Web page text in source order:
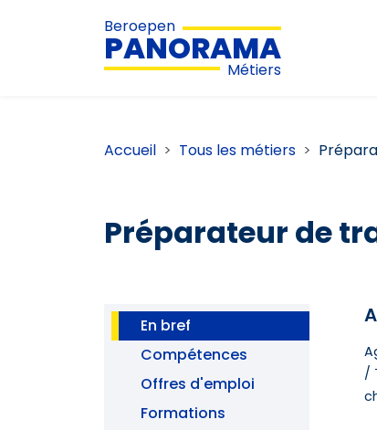
Beroepen
PANORAMA
Métiers
Accueil Tous les métiers
Préparateur de
En bref
Compétences
Offres d'emploi
Formations
/